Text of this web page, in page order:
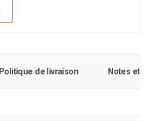
Politique de livraison Notes et